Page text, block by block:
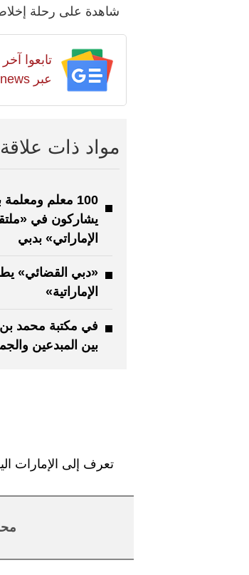
شاهدة على رحلة
تابعوا
عبر Google news
مواد ذات علاقة
100 معلم
يشاركون في
الإماراتي» بدبي
«دبي القضائي»
الإماراتية»
في مكتبة محمد
بين المبدعين
تعرف إلى الإمارات